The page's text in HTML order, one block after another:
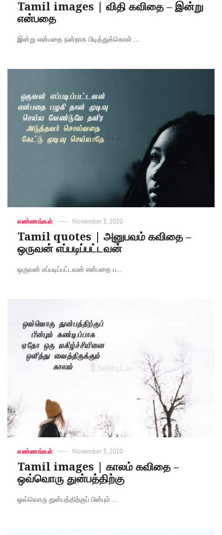
Tamil images | விதி கவிதை – இன்று
என்பதை
இன்று என்பதை நன்றாக பிடித்துக்கொள் ...
Categories
எண்ணங்கள்
Posted
November 3, 2020
Tamil quotes | அனுபவம் கவிதை –
ஒருவன் எப்படிப்பட்டவன்
ஒருவன் எப்படிப்பட்டவன் என்பதை ப...
Categories
எண்ணங்கள்
Posted
November 3, 2020
Tamil images | காலம் கவிதை –
ஒவ்வொரு துன்பத்திற்கு
ஒவ்வொரு துன்பத்திற்குப் பின்பும் ...